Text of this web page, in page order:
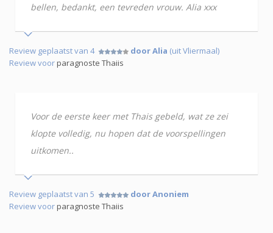
bellen, bedankt, een tevreden vrouw. Alia xxx
Review geplaatst van 4 door Alia (uit Vliermaal)
Review voorparagnoste Thaiis
Voor de eerste keer met Thais gebeld, wat ze zei
klopte volledig, nu hopen dat de voorspellingen
uitkomen..
Review geplaatst van 5
door Anoniem
Review voorparagnoste Thaiis